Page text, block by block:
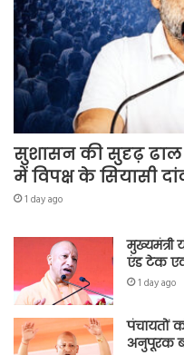
सुशासन की सुदृढ़ ढाल
में विपक्ष के सियासी
1 day ago
मुख्यमंत्री
एंड टेक
1 day ago
पंचायतों
अनुपूरक